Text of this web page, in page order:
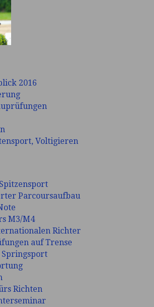
2016
Voltigieren
Parcoursaufbau
M3/M4
Richter
auf Trense
Richten